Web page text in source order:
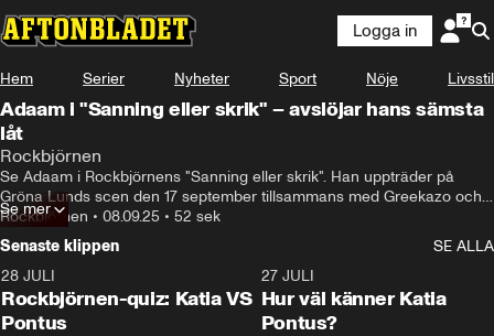
Logga in
Hem Serier Nyheter Sport Nöje Livsstil
Adaam i "Sanning eller skrik" – avslöjar hans sämsta
låt
Rockbjörnen
Se Adaam i Rockbjörnens "Sanning eller skrik". Han uppträder på
Gröna Lunds scen den 17 september tillsammans med Greekazo och
Robin Kadir! Säkra dina biljetter till årets bästa sensommarkväll.
Rockbjörnen • 08.09.25 • 52 sek
Se mer
Senaste klippen
SE ALLA
28 JULI
Rockbjörnen-quiz: Katia VS
Pontus
27 JULI
Hur väl känner Katia
Pontus?